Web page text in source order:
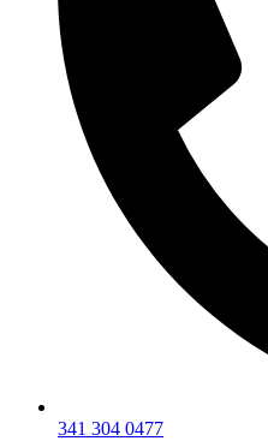
341 304 0477